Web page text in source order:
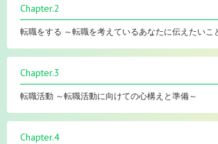
Chapter.2
転職をする ～転職を考えているあなたに伝えたいこ
Chapter.3
転職活動 ～転職活動に向けての心構えと準備～
Chapter.4